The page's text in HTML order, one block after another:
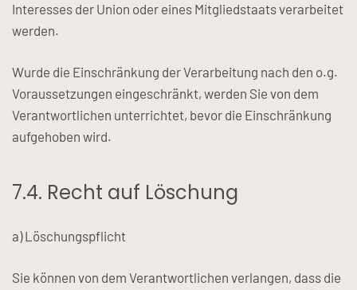
Interesses der Union oder eines Mitgliedstaats verarbeitet
werden.
Wurde die Einschränkung der Verarbeitung nach den o.g.
Voraussetzungen eingeschränkt, werden Sie von dem
Verantwortlichen unterrichtet, bevor die Einschränkung
aufgehoben wird.
7.4. Recht auf Löschung
a) Löschungspflicht
Sie können von dem Verantwortlichen verlangen, dass die